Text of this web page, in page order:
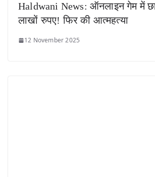
Haldwani News: ऑनलाइन गेम में
लाखों रुपए! फिर की आत्महत्या
12 November 2025